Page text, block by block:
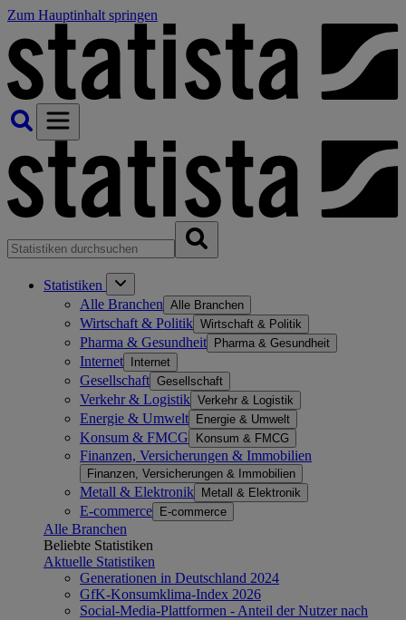
Zum Hauptinhalt springen
Statistiken
Alle Branchen Alle Branchen
Wirtschaft & Politik Wirtschaft & Politik
Pharma & Gesundheit Pharma & Gesundheit
Internet Internet
Gesellschaft Gesellschaft
Verkehr & Logistik Verkehr & Logistik
Energie & Umwelt Energie & Umwelt
Konsum & FMCG Konsum & FMCG
Finanzen, Versicherungen & Immobilien
Finanzen, Versicherungen & Immobilien
Metall & Elektronik Metall & Elektronik
E-commerce E-commerce
Alle Branchen
Beliebte Statistiken
Aktuelle Statistiken
Generationen in Deutschland 2024
GfK-Konsumklima-Index 2026
Social-Media-Plattformen - Anteil der Nutzer nach